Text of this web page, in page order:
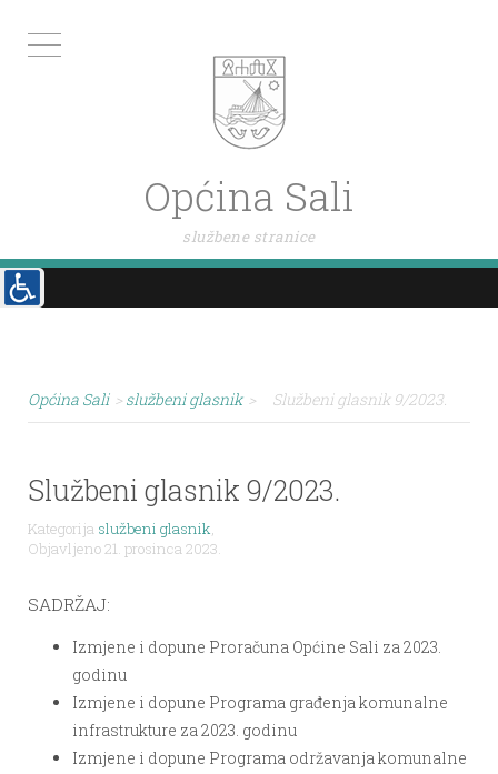
Općina Sali
službene stranice
Općina Sali > službeni glasnik > Službeni glasnik 9/2023.
Službeni glasnik 9/2023.
Kategorija službeni glasnik,
Objavljeno 21. prosinca 2023.
SADRŽAJ:
Izmjene i dopune Proračuna Općine Sali za 2023.
godinu
Izmjene i dopune Programa građenja komunalne
infrastrukture za 2023. godinu
Izmjene i dopune Programa održavanja komunalne